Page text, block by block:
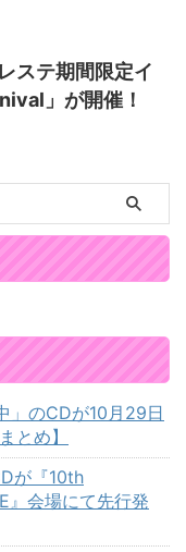
ステ期間限定イ
」が開催！
」のCDが10月29日
とめ】
が『10th
』会場にて先行発